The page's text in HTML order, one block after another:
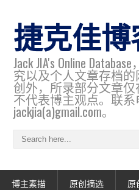
捷克佳
Jack JIA's Online
究以及个人文章存档
创外，所录部分文章
不代表博主观点。联系
jackjia(a)gmail.com。
博主素描 原创摘选 原